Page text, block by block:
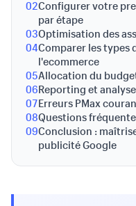
02Configurer votre
par étape
03Optimisation des
04Comparer les types
l'ecommerce
05Allocation du
06Reporting et
07Erreurs PMax
08Questions
09Conclusion :
publicité Google